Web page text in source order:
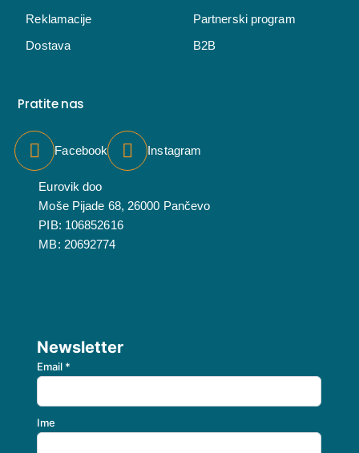
Reklamacije
Dostava
Partnerski program
B2B
Pratite nas
Facebook Instagram
Eurovik doo
Moše Pijade 68, 26000 Pančevo
PIB: 106852616
MB: 20692774